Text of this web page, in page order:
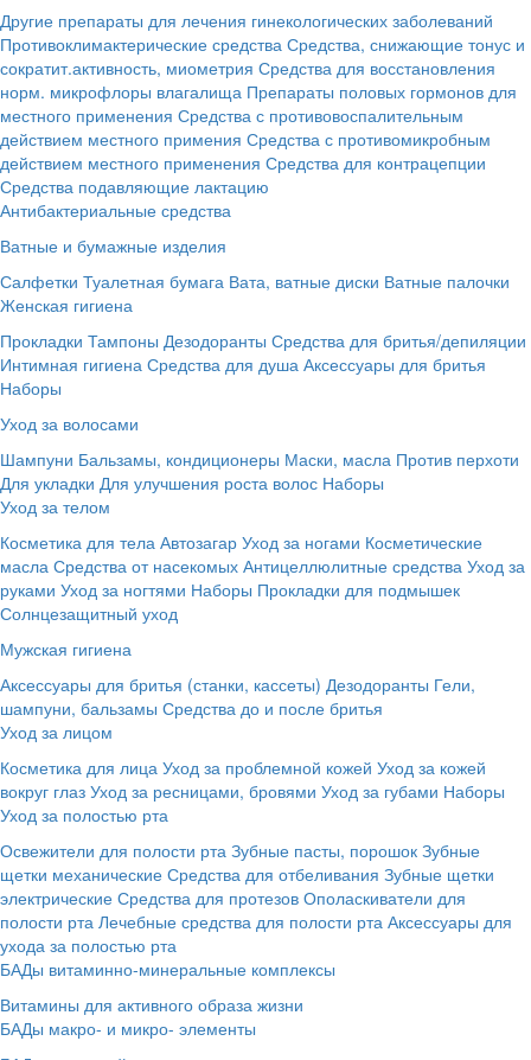
Другие препараты для лечения гинекологических заболеваний
Противоклимактерические средства Средства, снижающие тонус и
сократит.активность, миометрия Средства для восстановления
норм. микрофлоры влагалища Препараты половых гормонов для
местного применения Средства с противовоспалительным
действием местного примения Средства с противомикробным
действием местного применения Средства для контрацепции
Средства подавляющие лактацию
Антибактериальные средства
Ватные и бумажные изделия
Салфетки Туалетная бумага Вата, ватные диски Ватные палочки
Женская гигиена
Прокладки Тампоны Дезодоранты Средства для бритья/депиляции
Интимная гигиена Средства для душа Аксессуары для бритья
Наборы
Уход за волосами
Шампуни Бальзамы, кондиционеры Маски, масла Против перхоти
Для укладки Для улучшения роста волос Наборы
Уход за телом
Косметика для тела Автозагар Уход за ногами Косметические
масла Средства от насекомых Антицеллюлитные средства Уход за
руками Уход за ногтями Наборы Прокладки для подмышек
Солнцезащитный уход
Мужская гигиена
Аксессуары для бритья (станки, кассеты) Дезодоранты Гели,
шампуни, бальзамы Средства до и после бритья
Уход за лицом
Косметика для лица Уход за проблемной кожей Уход за кожей
вокруг глаз Уход за ресницами, бровями Уход за губами Наборы
Уход за полостью рта
Освежители для полости рта Зубные пасты, порошок Зубные
щетки механические Средства для отбеливания Зубные щетки
электрические Средства для протезов Ополаскиватели для
полости рта Лечебные средства для полости рта Аксессуары для
ухода за полостью рта
БАДы витаминно-минеральные комплексы
Витамины для активного образа жизни
БАДы макро- и микро- элементы